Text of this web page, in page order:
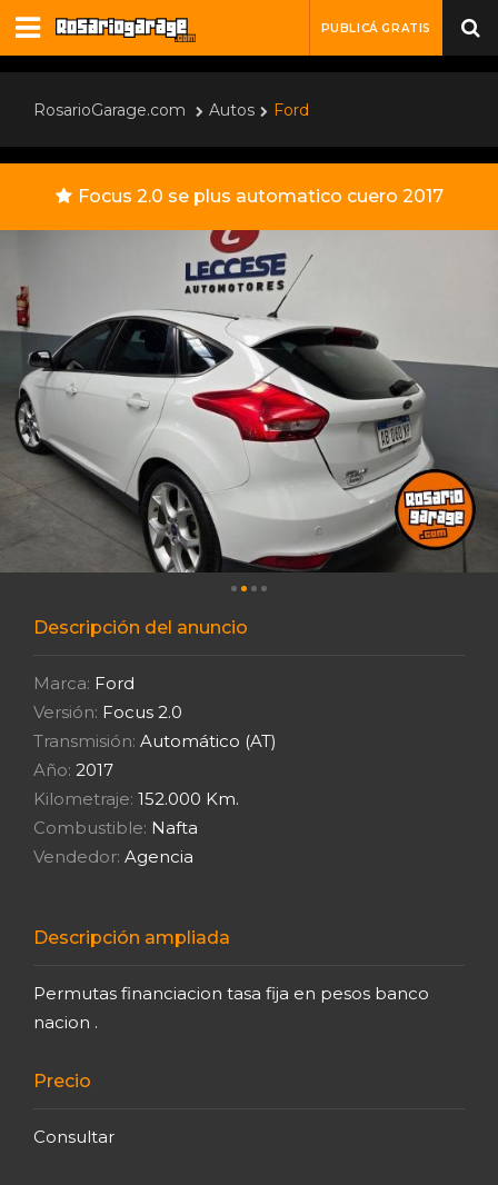
PUBLICÁ GRATIS
RosarioGarage.com Autos Ford
Focus 2.0 se plus automatico cuero 2017
Descripción del anuncio
Marca: Ford
Versión: Focus 2.0
Transmisión: Automático (AT)
Año: 2017
Kilometraje: 152.000 Km.
Combustible: Nafta
Vendedor: Agencia
Descripción ampliada
Permutas financiacion tasa fija en pesos banco
nacion .
Precio
Consultar